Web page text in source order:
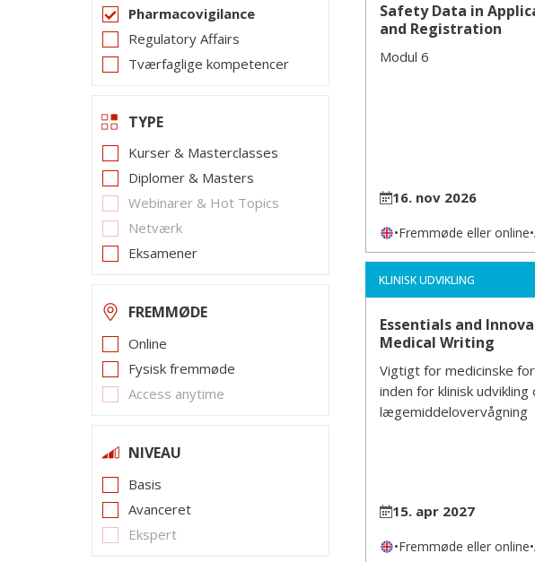
Pharmacovigilance
Regulatory Affairs
Tværfaglige kompetencer
TYPE
Kurser & Masterclasses
Diplomer & Masters
Webinarer & Hot Topics
Netværk
Eksamener
FREMMØDE
Online
Fysisk fremmøde
Access anytime
NIVEAU
Basis
Avanceret
Ekspert
Safety Data in
and Registration
Modul 6
16. nov 2026
•Fremmøde eller online•
KLINISK UDVIKLING
Essentials and
Medical Writing
Vigtigt for medicinske
inden for klinisk udvikling
lægemiddelovervågning
15. apr 2027
•Fremmøde eller online•